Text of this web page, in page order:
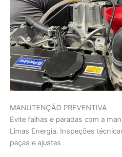
MANUTENÇÃO PREVENTIVA
Evite falhas e paradas com a
Limas Energia. Inspeções
peças e ajustes .